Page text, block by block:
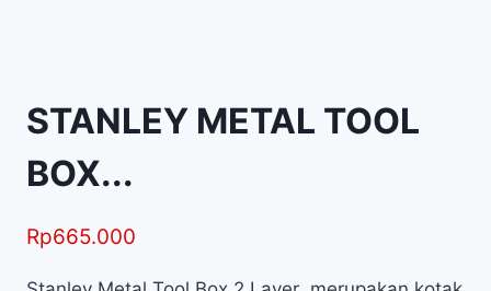
STANLEY METAL TOOL
BOX...
Rp665.000